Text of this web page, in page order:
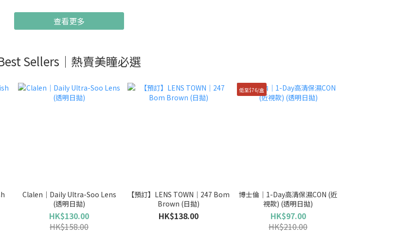
查看更多
Sellers｜熱賣美瞳必選
Clalen｜Daily Ultra-Soo Lens
(透明日拋)
HK$130.00
HK$158.00
【預訂】LENS TOWN｜247 Bom
Brown (日拋)
HK$138.00
低至$76/盒
博士倫｜1-Day高清保濕CON (近
視款) (透明日拋)
HK$97.00
HK$210.00